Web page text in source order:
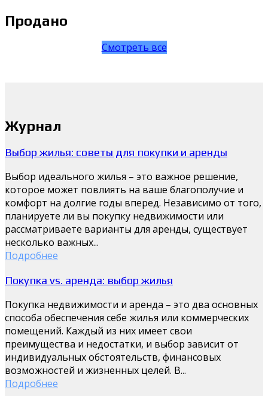
Продано
Смотреть все
Журнал
Выбор жилья: советы для покупки и аренды
Выбор идеального жилья – это важное решение,
которое может повлиять на ваше благополучие и
комфорт на долгие годы вперед. Независимо от того,
планируете ли вы покупку недвижимости или
рассматриваете варианты для аренды, существует
несколько важных...
Подробнее
Покупка vs. аренда: выбор жилья
Покупка недвижимости и аренда – это два основных
способа обеспечения себе жилья или коммерческих
помещений. Каждый из них имеет свои
преимущества и недостатки, и выбор зависит от
индивидуальных обстоятельств, финансовых
возможностей и жизненных целей. В...
Подробнее